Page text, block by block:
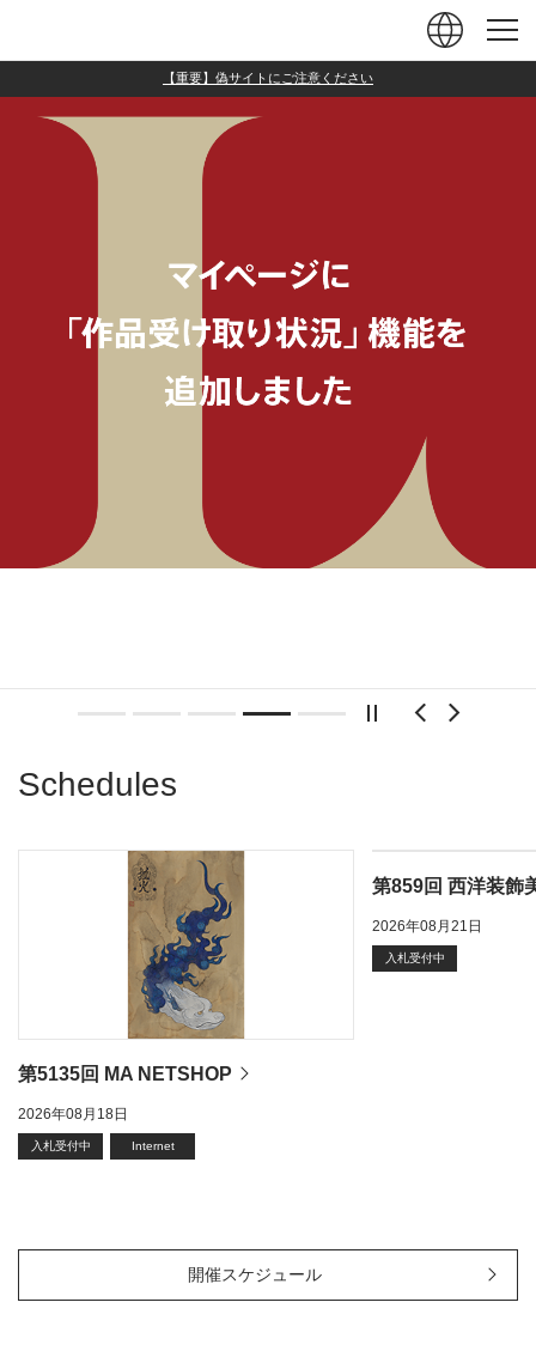
【重要】偽サイトにご注意ください
Previous
Schedules
第5135回 MA NETSHOP
2026年08月18日
入札受付中 Internet
第859回 西洋装飾
2026年08月21日
入札受付中
開催スケジュール